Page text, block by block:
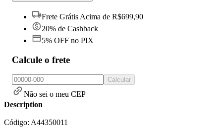
Frete Grátis Acima de R$699,90
20% de Cashback
5% OFF no PIX
Calcule o frete
Calcular
Não sei o meu CEP
Description
Código: A44350011